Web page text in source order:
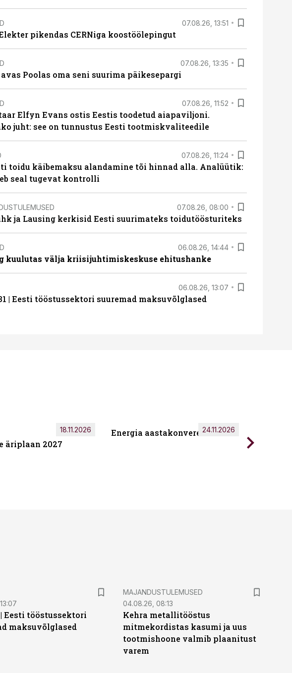
07.08.26, 13:51
pikendas CERNiga koostöölepingut
07.08.26, 13:35
Poolas oma seni suurima päikesepargi
07.08.26, 11:52
Elfyn Evans ostis Eestis toodetud aiapaviljoni.
juht: see on tunnustus Eesti tootmiskvaliteedile
07.08.26, 11:24
toidu käibemaksu alandamine tõi hinnad alla. Analüütik:
seal tugevat kontrolli
07.08.26, 08:00
ja Lausing kerkisid Eesti suurimateks toidutöösturiteks
06.08.26, 14:44
kuulutas välja kriisijuhtimiskeskuse ehitushanke
06.08.26, 13:07
| Eesti tööstussektori suuremad maksuvõlglased
äriplaan 2027
18.11.2026 Energia aastakonverents 2026
24.11.2026
| Eesti tööstussektori
maksuvõlglased
MAJANDUSTULEMUSED
04.08.26, 08:13
Kehra metallitööstus
mitmekordistas kasumi ja uus
tootmishoone valmib plaanitust
varem